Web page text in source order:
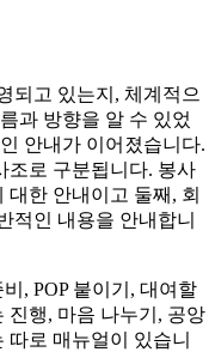
되고 있는지, 체계적으
과 방향을 알 수 있었
안내가 이어졌습니다.
조로 구분됩니다. 봉사
한 안내이고 둘째, 회
적인 내용을 안내합니
, POP 붙이기, 대여할
진행, 마음 나누기, 공앙
로 매뉴얼이 있습니